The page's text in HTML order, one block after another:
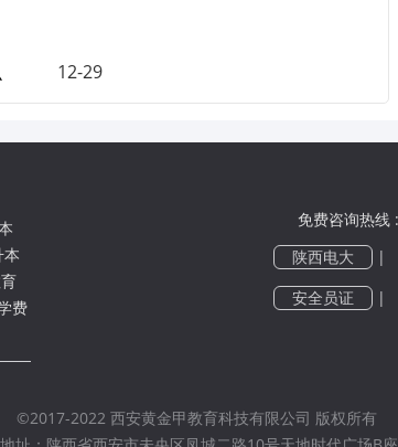
12-29
本
费
免费咨询热线
陕西电大
|
安全员证
|
©2017-2022 西安黄金甲教育科技有限公司 版权所有